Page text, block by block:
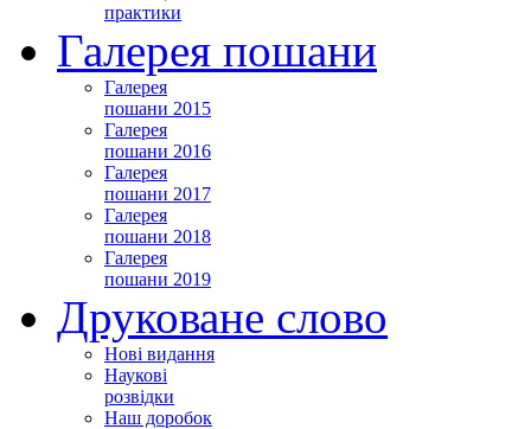
практики
Галерея пошани
Галерея
пошани 2015
Галерея
пошани 2016
Галерея
пошани 2017
Галерея
пошани 2018
Галерея
пошани 2019
Друковане слово
Нові видання
Наукові
розвідки
Наш доробок